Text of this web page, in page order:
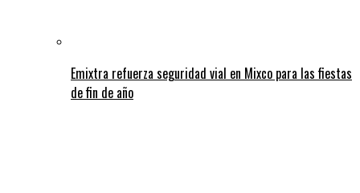
Emixtra refuerza seguridad vial en Mixco para las fiestas
de fin de año